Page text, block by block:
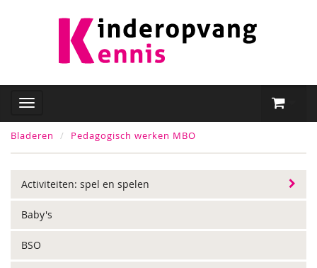
Bladeren Pedagogisch werken MBO
Activiteiten: spel en spelen
Baby's
BSO